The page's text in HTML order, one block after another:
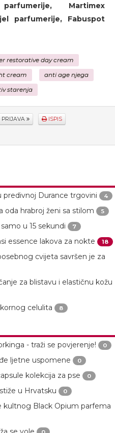
Martimex
parfumerije, Fabuspot
restorative day cream
cream anti age njega
starenja
PRIJAVA ISPIS
predivnoj Durance trgovini
4
oda hrabroj ženi sa stilom 5
u 15 sekundi 7
essence lakova za nokte 18
cvijeta savršen je za
za blistavu i elastičnu kožu
celulita 8
- traži se povjerenje!
0
ljetne uspomene 0
kolekcija za pse 0
u Hrvatsku 0
kultnog Black Opium parfema